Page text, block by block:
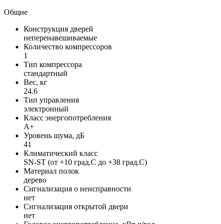
Общие
Конструкция дверей
неперенавешиваемые
Количество компрессоров
1
Тип компрессора
стандартный
Вес, кг
24.6
Тип управления
электронный
Класс энергопотребления
A+
Уровень шума, дБ
41
Климатический класс
SN-ST (от +10 град.C до +38 град.C)
Материал полок
дерево
Сигнализация о неисправности
нет
Сигнализация открытой двери
нет